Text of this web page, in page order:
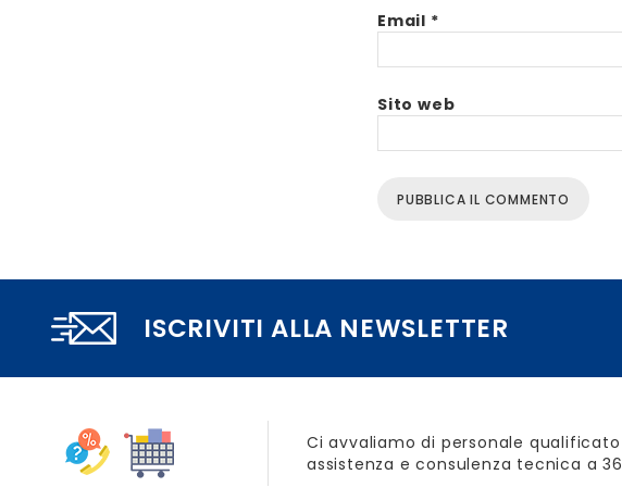
Email *
Sito web
ISCRIVITI ALLA NEWSLETTER
Ci avvaliamo di personale
assistenza e consulenza tecnica a